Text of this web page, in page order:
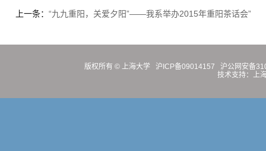
上一条： “九九重阳，关爱夕阳”——我系举办2015年重阳茶话会”
版权所有 © 上海大学 沪ICP备09014157
沪公网安备
技术支持：上